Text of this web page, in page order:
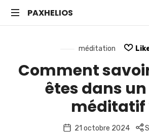
PAXHELIOS
hypnose
méditation
Comment
êtes dans
méditatif
21 octobre 2024